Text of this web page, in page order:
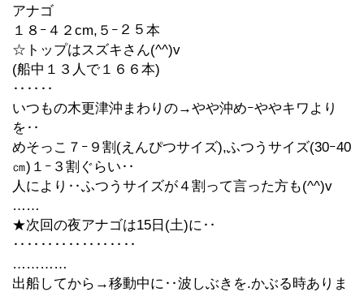
アナゴ
１８ｰ４２cm,５ｰ２５本
☆トップはスズキさん(^^)v
(船中１３人で１６６本)
‥‥‥
いつもの木更津沖まわりの→やや沖めｰややキワより
を‥
めそっこ７ｰ９割(えんぴつサイズ),ふつうサイズ(30ｰ40
㎝)１ｰ３割ぐらい‥
人により‥ふつうサイズが４割って言った方も(^^)v
……
★次回の夜アナゴは15日(土)に‥
‥‥‥‥‥‥‥‥‥
…………
出船してから→移動中に‥波しぶきを.かぶる時ありま